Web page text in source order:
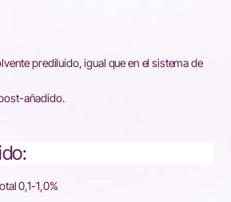
prediluido, igual que en el sistema de
añadido.
0,1-1,0%